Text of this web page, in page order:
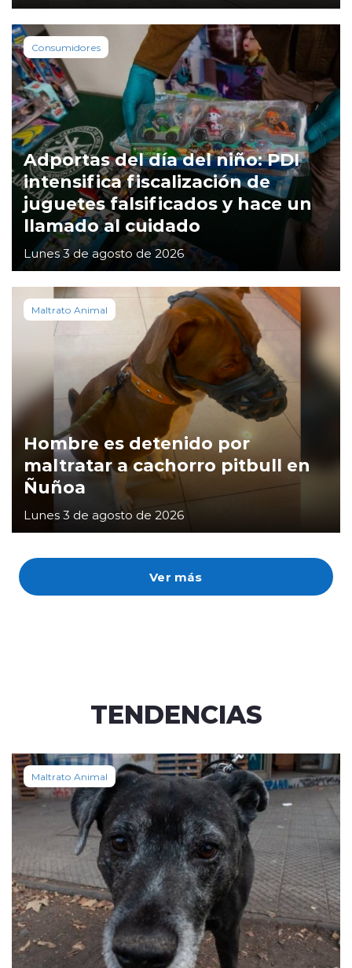
Ver más
Consumidores
Adportas del día del niño: PDI
intensifica fiscalización de
juguetes falsificados y hace un
llamado al cuidado
Lunes 3 de agosto de 2026
Maltrato Animal
Hombre es detenido por
maltratar a cachorro pitbull en
Ñuñoa
Lunes 3 de agosto de 2026
TENDENCIAS
Maltrato Animal